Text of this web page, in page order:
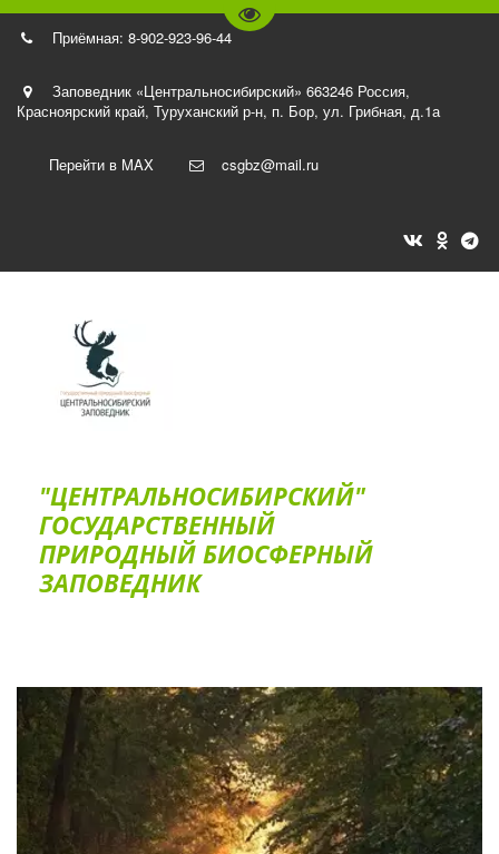
Перейти на версию для
Приёмная: 8-902-923-96-44
Заповедник «Центральносибирский» 663246 Россия,
Красноярский край, Туруханский р-н, п. Бор, ул. Грибная, д.1а
Перейти в MAX csgbz@mail.ru
"ЦЕНТРАЛЬНОСИБИРСКИЙ"
ГОС­УДАРСТВЕННЫЙ
ПРИРОДНЫЙ БИОСФЕРНЫЙ
ЗАПОВЕДНИК